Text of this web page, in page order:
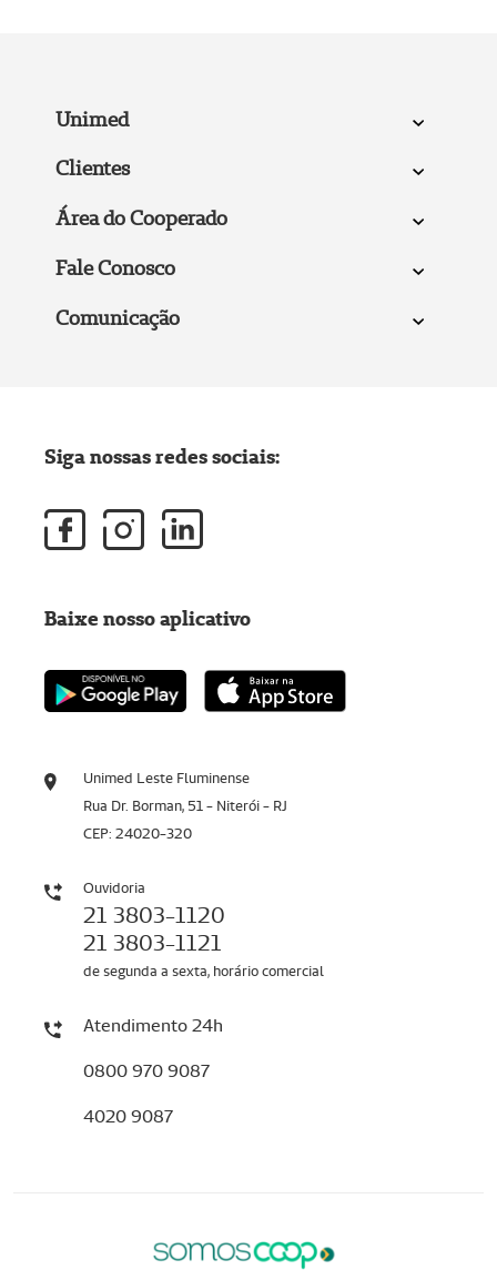
Unimed
Clientes
Área do Cooperado
Fale Conosco
Comunicação
Unimed Leste Fluminense
Rua Dr. Borman, 51 - Niterói - RJ
CEP: 24020-320
Ouvidoria
21 3803-1120
21 3803-1121
de segunda a sexta, horário comercial
Atendimento 24h
0800 970 9087
4020 9087
Siga nossas redes sociais:
Baixe nosso aplicativo